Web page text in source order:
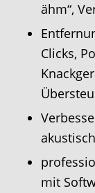
ähm“,
Clicks,
mit